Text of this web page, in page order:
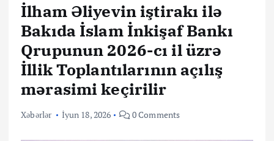
İlham Əliyevin iştirakı ilə
Bakıda İslam İnkişaf Bankı
Qrupunun 2026-cı il üzrə
İllik Toplantılarının açılış
mərasimi keçirilir
Xəbərlər İyun 18, 2026 0 Comments